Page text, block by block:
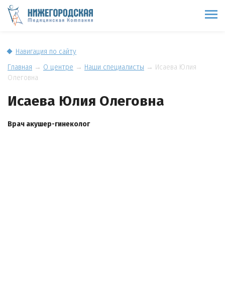
Навигация по сайту
Главная → О центре → Наши специалисты → Исаева Юлия
Олеговна
Исаева Юлия Олеговна
Врач акушер-гинеколог